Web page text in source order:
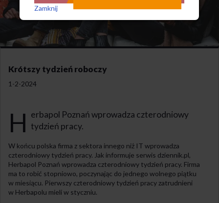
Krótszy tydzień roboczy
1-2-2024
H erbapol Poznań wprowadza czterodniowy
tydzień pracy.
W końcu polska firma z sektora innego niż IT wprowadza
czterodniowy tydzień pracy. Jak informuje serwis dziennik.pl,
Herbapol Poznań wprowadza czterodniowy tydzień pracy. Firma
ma to robić stopniowo, poczynając do jednego wolnego piątku
w miesiącu. Pierwszy czterodniowy tydzień pracy zatrudnieni
w Herbapolu mieli w styczniu.
Zamknij